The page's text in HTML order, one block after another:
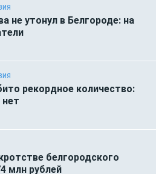
не утонул в Белгороде: на
рекордное количество:
нет
белгородского
млн рублей